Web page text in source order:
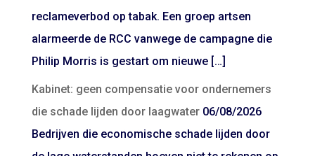
reclameverbod op tabak. Een groep artsen
alarmeerde de RCC vanwege de campagne die
Philip Morris is gestart om nieuwe […]
Kabinet: geen compensatie voor ondernemers
die schade lijden door laagwater 06/08/2026
Bedrijven die economische schade lijden door